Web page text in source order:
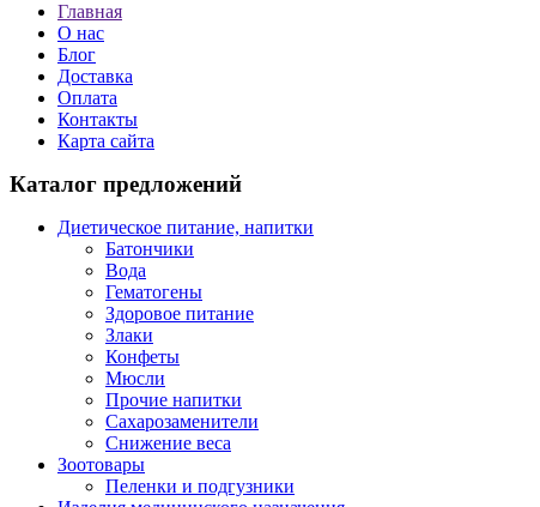
Главная
О нас
Блог
Доставка
Оплата
Контакты
Карта сайта
Каталог предложений
Диетическое питание, напитки
Батончики
Вода
Гематогены
Здоровое питание
Злаки
Конфеты
Мюсли
Прочие напитки
Сахарозаменители
Снижение веса
Зоотовары
Пеленки и подгузники